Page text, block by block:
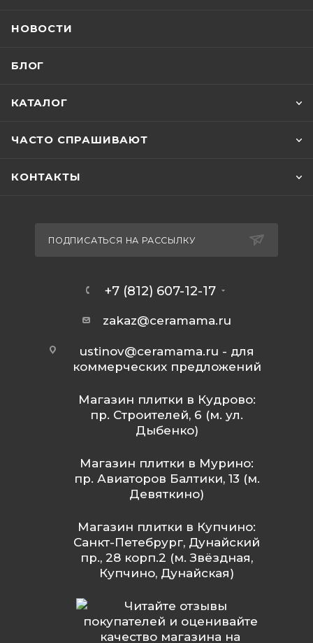
НОВОСТИ
БЛОГ
КАТАЛОГ
ЧАСТО СПРАШИВАЮТ
КОНТАКТЫ
ПОДПИСАТЬСЯ НА РАССЫЛКУ
+7 (812) 607-12-17
zakaz@ceramama.ru
ustinov@ceramama.ru - для
коммерческих предложений
Магазин плитки в Кудрово:
пр. Строителей, 6 (м. ул.
Дыбенко)
Магазин плитки в Мурино:
пр. Авиаторов Балтики, 13 (м.
Девяткино)
Магазин плитки в Купчино:
Санкт-Петебрург, Дунайский
пр., 28 корп.2 (м. Звёздная,
Купчино, Дунайская)